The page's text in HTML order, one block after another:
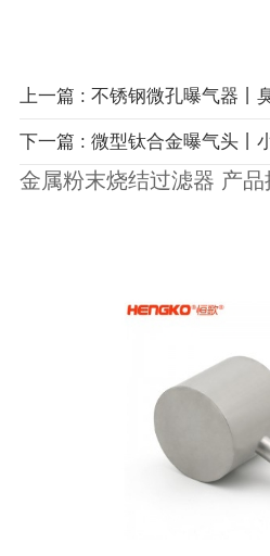
上一篇 : 不锈钢微孔曝气器丨
金属粉末烧结过滤器 产品